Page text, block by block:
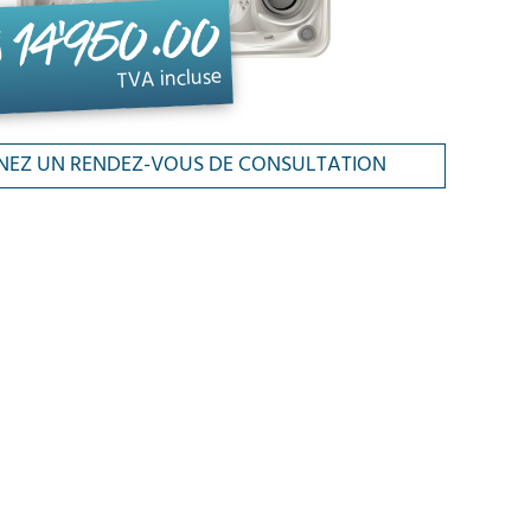
14'950.00
TVA incluse
UN RENDEZ-VOUS DE CONSULTATION